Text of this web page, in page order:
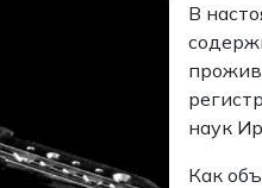
В
наук
Как